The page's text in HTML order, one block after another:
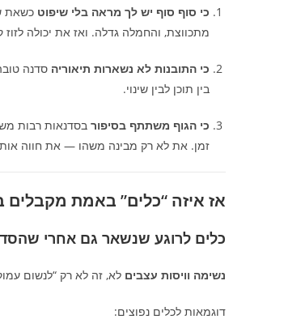
כי סוף סוף יש לך מראה בלי שיפוט כשאת
מתכווצת, והחמלה גדלה. ואז את יכולה לזוז
כי התובנות לא נשארות תיאוריה
בין תוכן לבין שינוי.
כי הגוף משתתף בסיפור בסדנאות רבות
זמן. את לא רק מבינה משהו — את חווה
אז איזה “כלים” באמת
כלים לרוגע שנשאר גם אחרי
נשימה וויסות עצבים לא, זה לא רק “לנשום
דוגמאות לכלים נפוצים: